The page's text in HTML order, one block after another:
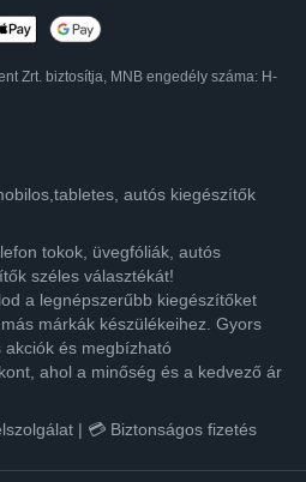
Zrt. biztosítja, MNB engedély száma: H-
autós kiegészítők
tokok, üvegfóliák, autós
széles választékát!
a legnépszerűbb kiegészítőket
márkák készülékeihez. Gyors
és megbízható
ahol a minőség és a kedvező ár
| 💳 Biztonságos fizetés